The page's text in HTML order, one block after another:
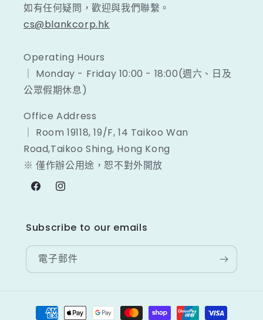
如有任何疑問，歡迎與我們聯繫。
cs@blankcorp.hk
Operating Hours
｜ Monday - Friday 10:00 - 18:00(週六、日及
公眾假期休息)
Office Address
｜ Room 19118, 19/F, 14 Taikoo Wan
Road,Taikoo Shing, Hong Kong
※ 僅作辦公用途，恕不對外開放
FacebookInstagram
Subscribe to our emails
電子郵件
付